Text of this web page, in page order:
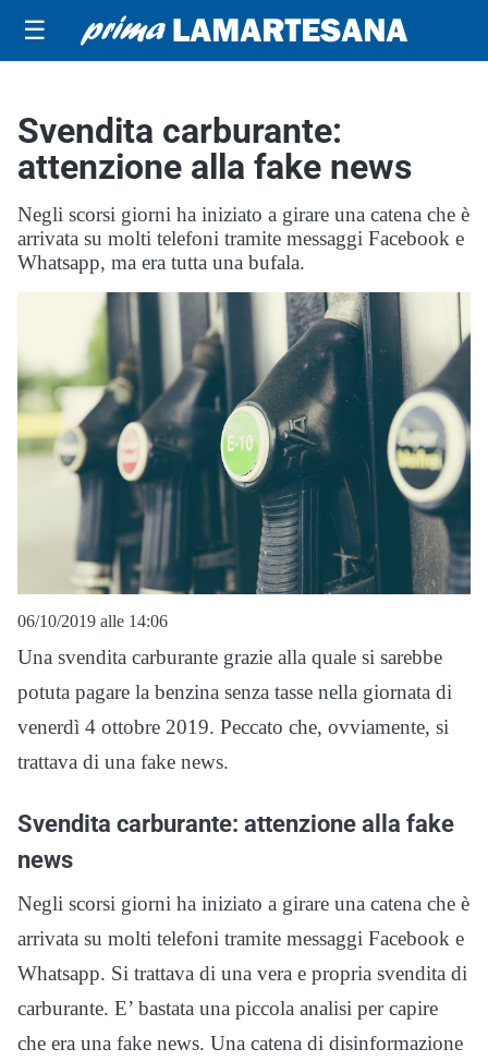
☰
Svendita carburante:
attenzione alla fake news
Negli scorsi giorni ha iniziato a girare una catena che è
arrivata su molti telefoni tramite messaggi Facebook e
Whatsapp, ma era tutta una bufala.
06/10/2019 alle 14:06
Una svendita carburante grazie alla quale si sarebbe
potuta pagare la benzina senza tasse nella giornata di
venerdì 4 ottobre 2019. Peccato che, ovviamente, si
trattava di una fake news.
Svendita carburante: attenzione alla fake
news
Negli scorsi giorni ha iniziato a girare una catena che è
arrivata su molti telefoni tramite messaggi Facebook e
Whatsapp. Si trattava di una vera e propria svendita di
carburante. E’ bastata una piccola analisi per capire
che era una fake news. Una catena di disinformazione